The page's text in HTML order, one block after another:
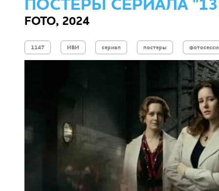
ПОСТЕРЫ СЕРИАЛА "13
FOTO, 2024
1147 ИВИ сериал постеры